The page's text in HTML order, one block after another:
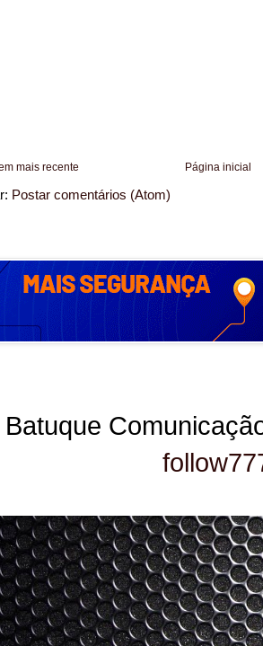
mais recente Página inicial
Postar comentários (Atom)
Batuque